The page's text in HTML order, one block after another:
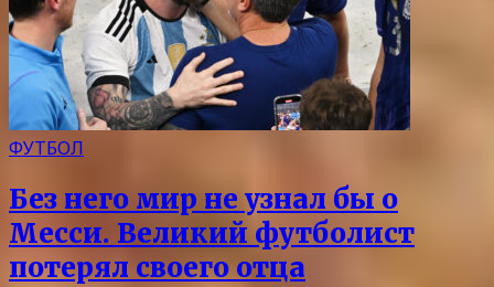
ФУТБОЛ
Без него мир не узнал бы о
Месси. Великий футболист
потерял своего отца